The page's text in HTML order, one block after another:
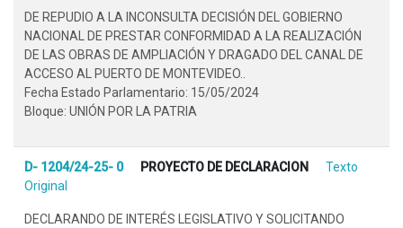
DE REPUDIO A LA INCONSULTA DECISIÓN DEL GOBIERNO
NACIONAL DE PRESTAR CONFORMIDAD A LA REALIZACIÓN
DE LAS OBRAS DE AMPLIACIÓN Y DRAGADO DEL CANAL DE
ACCESO AL PUERTO DE MONTEVIDEO..
Fecha Estado Parlamentario: 15/05/2024
Bloque: UNIÓN POR LA PATRIA
D- 1204/24-25- 0 PROYECTO DE DECLARACION
Texto
Original
DECLARANDO DE INTERÉS LEGISLATIVO Y SOLICITANDO